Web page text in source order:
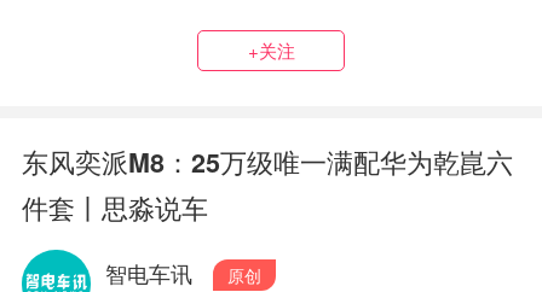
+关注
东风奕派M8：25万级唯一满配华为乾崑六
件套丨思淼说车
智电车讯
原创